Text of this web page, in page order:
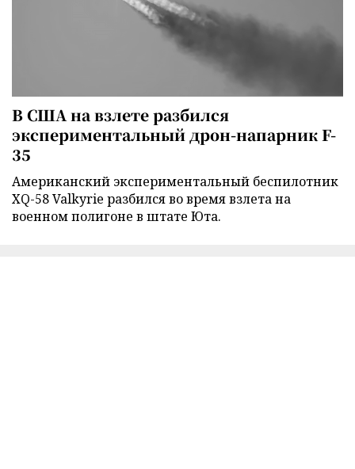
В США на взлете разбился
экспериментальный дрон-напарник F-
35
Американский экспериментальный беспилотник
XQ-58 Valkyrie разбился во время взлета на
военном полигоне в штате Юта.